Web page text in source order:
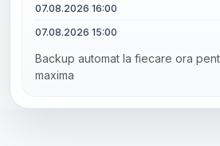
07.08.2026 16:00
07.08.2026 15:00
Backup automat la fiecare ora
maxima